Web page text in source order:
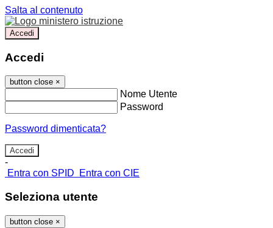
Salta al contenuto
Accedi
Accedi
button close ×
Nome Utente
Password
Password dimenticata?
-
Entra con SPID
Entra con CIE
Seleziona utente
button close ×